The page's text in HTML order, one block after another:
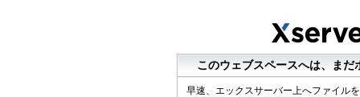
このウェブスペースへは、ま
早速、エックスサーバー上へファイル